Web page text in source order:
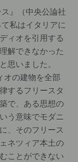
』（中央公論社
私はイタリアに
ィオを引用する
解できなかった
思いました。
オの建物を全部
するフリースタ
で、ある思想の
う意味でモダニ
、そのフリース
ネツィア本土の
ことができない